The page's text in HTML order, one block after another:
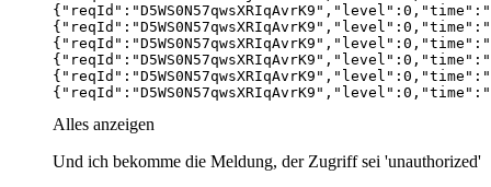
Alles anzeigen
Und ich bekomme die Meldung, der Zugriff sei 'unauthorized'